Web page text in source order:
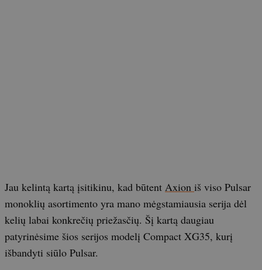
Jau kelintą kartą įsitikinu, kad būtent Axion iš viso Pulsar
monoklių asortimento yra mano mėgstamiausia serija dėl
kelių labai konkrečių priežasčių. Šį kartą daugiau
patyrinėsime šios serijos modelį Compact XG35, kurį
išbandyti siūlo Pulsar.